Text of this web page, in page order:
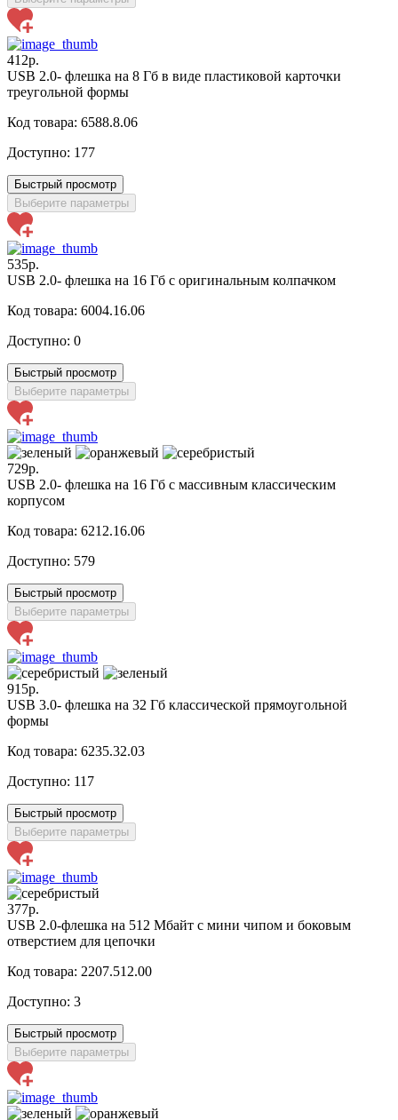
412р.
USB 2.0- флешка на 8 Гб в виде пластиковой карточки
треугольной формы
Код товара: 6588.8.06
Доступно: 177
Быстрый просмотр
Выберите параметры
535р.
USB 2.0- флешка на 16 Гб с оригинальным колпачком
Код товара: 6004.16.06
Доступно: 0
Быстрый просмотр
Выберите параметры
729р.
USB 2.0- флешка на 16 Гб с массивным классическим
корпусом
Код товара: 6212.16.06
Доступно: 579
Быстрый просмотр
Выберите параметры
915р.
USB 3.0- флешка на 32 Гб классической прямоугольной
формы
Код товара: 6235.32.03
Доступно: 117
Быстрый просмотр
Выберите параметры
377р.
USB 2.0-флешка на 512 Мбайт с мини чипом и боковым
отверстием для цепочки
Код товара: 2207.512.00
Доступно: 3
Быстрый просмотр
Выберите параметры